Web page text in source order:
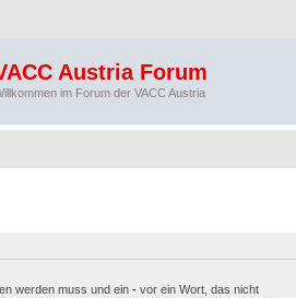
Austria Forum
im Forum der VACC Austria
werden muss und ein - vor ein Wort, das nicht